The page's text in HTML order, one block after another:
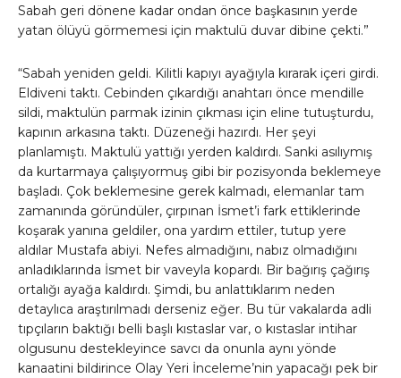
Sabah geri dönene kadar ondan önce başkasının yerde
yatan ölüyü görmemesi için maktulü duvar dibine çekti.”
“Sabah yeniden geldi. Kilitli kapıyı ayağıyla kırarak içeri girdi.
Eldiveni taktı. Cebinden çıkardığı anahtarı önce mendille
sildi, maktulün parmak izinin çıkması için eline tutuşturdu,
kapının arkasına taktı. Düzeneği hazırdı. Her şeyi
planlamıştı. Maktulü yattığı yerden kaldırdı. Sanki asılıymış
da kurtarmaya çalışıyormuş gibi bir pozisyonda beklemeye
başladı. Çok beklemesine gerek kalmadı, elemanlar tam
zamanında göründüler, çırpınan İsmet’i fark ettiklerinde
koşarak yanına geldiler, ona yardım ettiler, tutup yere
aldılar Mustafa abiyi. Nefes almadığını, nabız olmadığını
anladıklarında İsmet bir vaveyla kopardı. Bir bağırış çağırış
ortalığı ayağa kaldırdı. Şimdi, bu anlattıklarım neden
detaylıca araştırılmadı derseniz eğer. Bu tür vakalarda adli
tıpçıların baktığı belli başlı kıstaslar var, o kıstaslar intihar
olgusunu destekleyince savcı da onunla aynı yönde
kanaatini bildirince Olay Yeri İnceleme’nin yapacağı pek bir